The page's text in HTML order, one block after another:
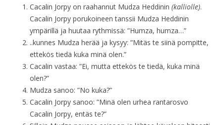
Cacalin Jorpy on raahannut Mudza Heddinin (kalliolle).
Cacalin Jorpy porukoineen tanssii Mudza Heddinin
ympärillä ja huutaa rythmissä: ”Humza, humza…”
..kunnes Mudza herää ja kysyy: ”Mitäs te siinä pompitte,
ettekös tiedä kuka minä olen.”
Cacalin vastaa: ”Ei, mutta ettekös te tiedä, kuka minä
olen?”
Mudza sanoo: ”No kuka?”
Cacalin Jorpy sanoo: ”Minä olen urhea rantarosvo
Cacalin Jorpy, entäs te?”